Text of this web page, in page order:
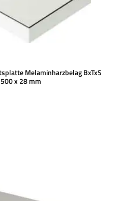
Melaminharzbelag BxTxS
x 28 mm